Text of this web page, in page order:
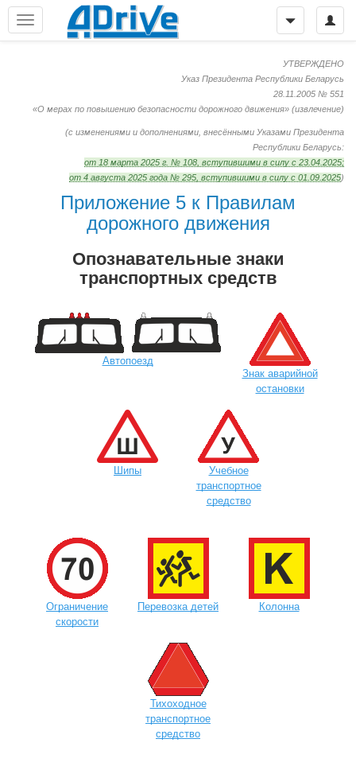
УТВЕРЖДЕНО
Указ Президента Республики Беларусь
28.11.2005 № 551
«О мерах по повышению безопасности дорожного движения» (извлечение)
(с изменениями и дополнениями, внесёнными Указами Президента
Республики Беларусь:
от 18 марта 2025 г. № 108, вступившими в силу с 23.04.2025;
от 4 августа 2025 года № 295, вступившими в силу с 01.09.2025)
Приложение 5 к Правилам
дорожного движения
Опознавательные знаки
транспортных средств
Автопоезд
Знак аварийной
остановки
Шипы
Учебное
транспортное
средство
Ограничение
скорости
Перевозка детей Колонна
Тихоходное
транспортное
средство